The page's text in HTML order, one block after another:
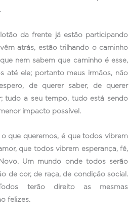
da frente já estão participando
atrás, estão trilhando o caminho
nem sabem que caminho é esse,
até ele; portanto meus irmãos, não
de querer saber, de querer
tudo a seu tempo, tudo está sendo
impacto possível.
que queremos, é que todos vibrem
que todos vibrem esperança, fé,
Um mundo onde todos serão
de cor, de raça, de condição social.
terão direito as mesmas
felizes.